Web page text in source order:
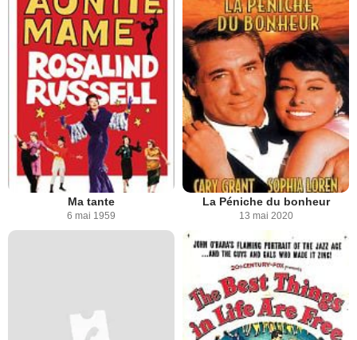
Ma tante
6 mai 1959
La Péniche du bonheur
13 mai 2020